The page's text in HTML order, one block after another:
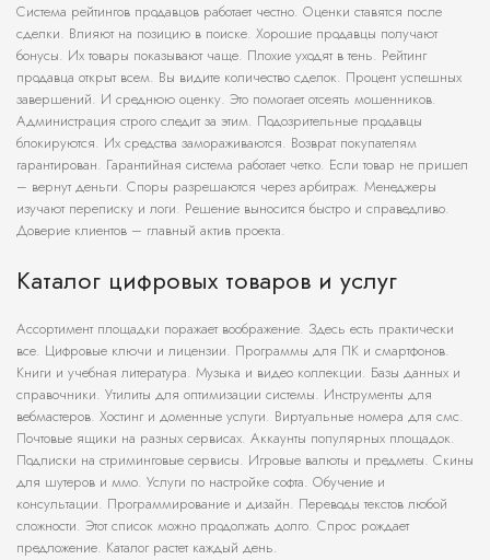
Система рейтингов продавцов работает честно. Оценки ставятся после
сделки. Влияют на позицию в поиске. Хорошие продавцы получают
бонусы. Их товары показывают чаще. Плохие уходят в тень. Рейтинг
продавца открыт всем. Вы видите количество сделок. Процент успешных
завершений. И среднюю оценку. Это помогает отсеять мошенников.
Администрация строго следит за этим. Подозрительные продавцы
блокируются. Их средства замораживаются. Возврат покупателям
гарантирован. Гарантийная система работает четко. Если товар не пришел
– вернут деньги. Споры разрешаются через арбитраж. Менеджеры
изучают переписку и логи. Решение выносится быстро и справедливо.
Доверие клиентов – главный актив проекта.
Каталог цифровых товаров и услуг
Ассортимент площадки поражает воображение. Здесь есть практически
все. Цифровые ключи и лицензии. Программы для ПК и смартфонов.
Книги и учебная литература. Музыка и видео коллекции. Базы данных и
справочники. Утилиты для оптимизации системы. Инструменты для
вебмастеров. Хостинг и доменные услуги. Виртуальные номера для смс.
Почтовые ящики на разных сервисах. Аккаунты популярных площадок.
Подписки на стриминговые сервисы. Игровые валюты и предметы. Скины
для шутеров и ммо. Услуги по настройке софта. Обучение и
консультации. Программирование и дизайн. Переводы текстов любой
сложности. Этот список можно продолжать долго. Спрос рождает
предложение. Каталог растет каждый день.